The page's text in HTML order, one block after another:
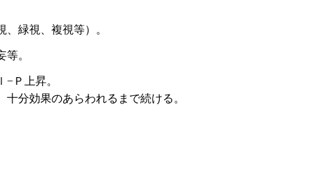
緑視、複視等）。
。
Ｐ上昇。
分効果のあらわれるまで続ける。